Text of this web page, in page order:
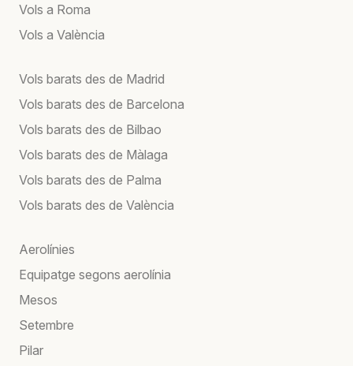
Vols a Roma
Vols a València
Vols barats des de Madrid
Vols barats des de Barcelona
Vols barats des de Bilbao
Vols barats des de Màlaga
Vols barats des de Palma
Vols barats des de València
Aerolínies
Equipatge segons aerolínia
Mesos
Setembre
Pilar